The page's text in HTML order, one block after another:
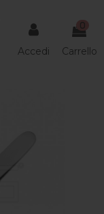
Accedi
0
Carrello